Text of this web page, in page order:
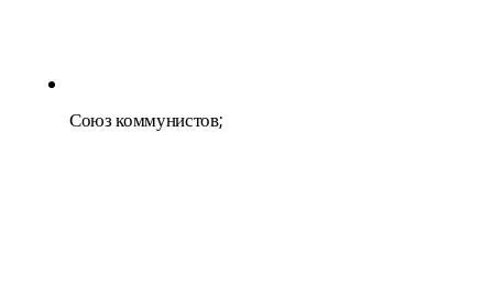
Союз ком­му­ни­стов;